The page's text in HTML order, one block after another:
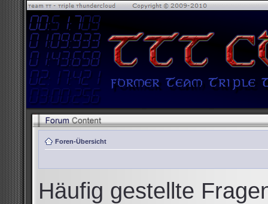
Foren-Übersicht
Häufig gestellte